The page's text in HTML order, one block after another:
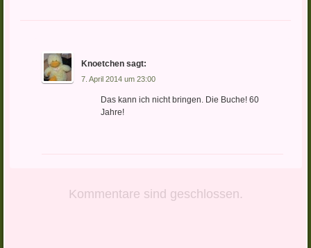
Knoetchen sagt:
7. April 2014 um 23:00
Das kann ich nicht bringen. Die Buche! 60
Jahre!
Kommentare sind geschlossen.